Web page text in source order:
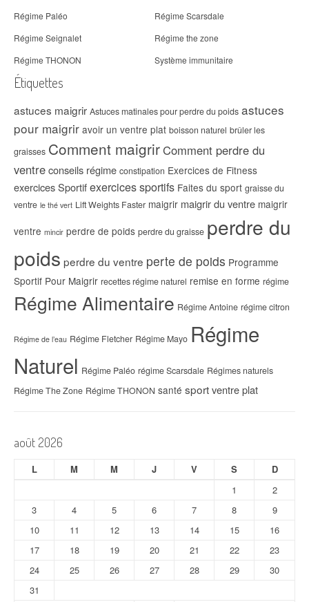
Régime Paléo
Régime Scarsdale
Régime Seignalet
Régime the zone
Régime THONON
Système immunitaire
Étiquettes
astuces maigrir Astuces matinales pour perdre du poids astuces
pour maigrir avoir un ventre plat boisson naturel brûler les
graisses Comment maigrirComment perdre du
ventreconseils régime constipation Exercices de Fitness
exercices Sportifexercices sportifs Faites du sport graisse du
ventre le thé vert Lift Weights Faster maigrir maigrir du ventre maigrir
ventre mincir perdre de poids perdre du graisse perdre du
poids perdre du ventre perte de poids Programme
Sportif Pour Maigrir recettes régime naturel remise en forme régime
Régime Alimentaire Régime Antoine régime citron
Régime de l’eau Régime Fletcher Régime Mayo Régime
Naturel Régime Paléo régime Scarsdale Régimes naturels
Régime The Zone Régime THONON santé sportventre plat
août 2026
L M M J V S D
1
2
3
4 5 6 7 8
9
10
11 12 13 14 15
16
17
18 19 20 21 22
23
24
25 26 27 28 29
30
31